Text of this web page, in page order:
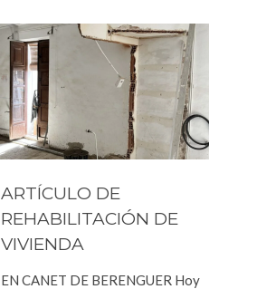
ARTÍCULO DE
REHABILITACIÓN DE
VIVIENDA
EN CANET DE BERENGUER Hoy